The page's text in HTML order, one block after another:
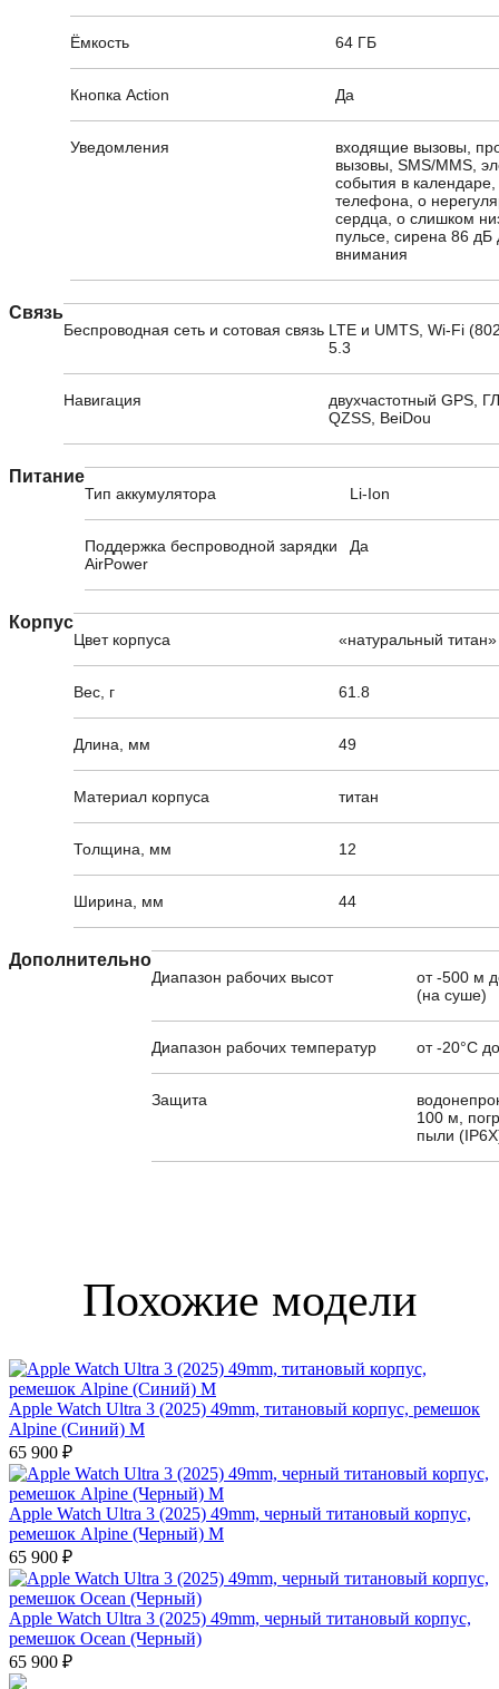
Ёмкость 64 ГБ
Кнопка Action Да
Уведомления
входящие вызовы,
вызовы, SMS/MMS,
события в
телефона, о
сердца, о слишком
пульсе, сирена 86 дБ
внимания
Связь
Беспроводная сеть и сотовая связь LTE и UMTS, Wi-Fi
5.3
Навигация
двухчастотный GPS,
QZSS, BeiDou
Питание
Тип аккумулятора Li-Ion
Поддержка беспроводной зарядки
AirPower
Да
Корпус
Цвет корпуса «натуральный титан»
Вес, г 61.8
Длина, мм 49
Материал корпуса титан
Толщина, мм 12
Ширина, мм 44
Дополнительно
Диапазон рабочих высот
от -500 м
(на суше)
Диапазон рабочих температур от -20°C
Защита
100 м,
пыли
Похожие модели
Apple Watch Ultra 3 (2025) 49mm, титановый корпус, ремешок
Alpine (Синий) M
65 900 ₽
Apple Watch Ultra 3 (2025) 49mm, черный титановый корпус,
ремешок Alpine (Черный) M
65 900 ₽
Apple Watch Ultra 3 (2025) 49mm, черный титановый корпус,
ремешок Ocean (Черный)
65 900 ₽